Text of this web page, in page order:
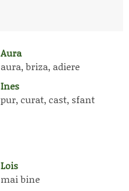
Aura
aura, briza, adiere
Ines
pur, curat, cast, sfant
Lois
mai bine